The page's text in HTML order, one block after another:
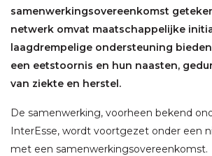
samenwerkingsovereenkomst
netwerk omvat maatschappelijke
laagdrempelige ondersteuning
een eetstoornis en hun naasten,
van ziekte en herstel.
De samenwerking, voorheen bekend
InterEsse, wordt voortgezet onder een
met een samenwerkingsovereenkomst.